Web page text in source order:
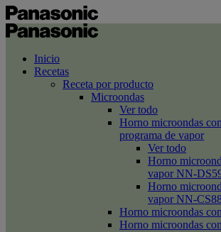
Inicio
Recetas
Receta por producto
Microondas
Ver todo
Horno microondas
programa de vapor
Ver todo
Horno
vapor NN-
Horno
vapor NN-
Horno microondas
Horno microondas